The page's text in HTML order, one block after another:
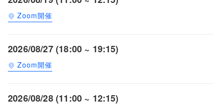
Zoom開催
2026/08/27 (18:00 ~ 19:15)
Zoom開催
2026/08/28 (11:00 ~ 12:15)